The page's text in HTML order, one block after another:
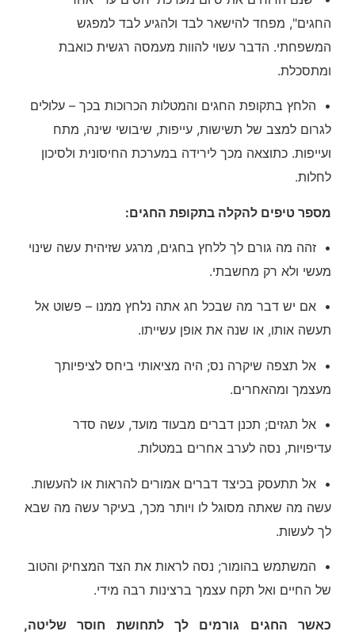
החגים", מפחד להישאר לבד ולהגיע לבד למפגש
המשפחתי. הדבר עשוי להוות מעמסה רגשית כואבת
ומתסכלת.
• הלחץ בתקופת החגים והמטלות הכרוכות בכך – עלולים
לגרום למצב של תשישות, עייפות, שיבושי שינה, מתח
ועייפות. כתוצאה מכך לירידה במערכת החיסונית ולסיכון
לחלות.
מספר טיפים להקלה בתקופת החגים:
• זהה מה גורם לך ללחץ בחגים, מרגע שזיהית עשה שינוי
מעשי ולא רק מחשבתי.
• אם יש דבר מה שבכל חג אתה נלחץ ממנו – פשוט אל
תעשה אותו, או שנה את אופן עשייתו.
• אל תצפה שיקרה נס; היה מציאותי ביחס לציפיותך
מעצמך ומהאחרים.
• אל תגזים; תכנן דברים מבעוד מועד, עשה סדר
עדיפויות, נסה לערב אחרים במטלות.
• אל תתעסק בכיצד דברים אמורים להראות או להעשות.
עשה מה שאתה מסוגל לו ויותר מכך, בעיקר עשה מה שבא
לך לעשות.
• המשתמש בהומור; נסה לראות את הצד המצחיק והטוב
של החיים ואל תקח עצמך ברצינות רבה מידי.
כאשר החגים גורמים לך לתחושת חוסר שליטה,